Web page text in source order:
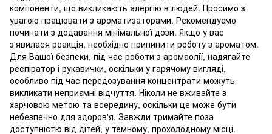
компоненти, що викликають алергію в людей. Просимо з
увагою працювати з ароматизаторами. Рекомендуємо
починати з додавання мінімальної дози. Якщо у вас
з'явилася реакція, необхідно припинити роботу з ароматом.
Для Вашої безпеки, під час роботи з аромаолії, надягайте
респіратор і рукавички, оскільки у гарячому вигляді,
особливо під час передозування концентрати можуть
викликати неприємні відчуття. Ніколи не вживайте з
харчовою метою та всередину, оскільки це може бути
небезпечно для здоров'я. Завжди тримайте поза
доступністю від дітей, у темному, прохолодному місці.